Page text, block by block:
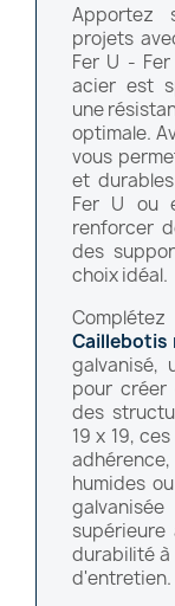
Apportez
projets
Fer U -
acier est
une
optimale.
vous
et
Fer U ou
renforcer
des
choix idéal.
Caillebotis
galvanisé,
pour créer
des
19 x 19,
humides
durabilité à
d'entretien.